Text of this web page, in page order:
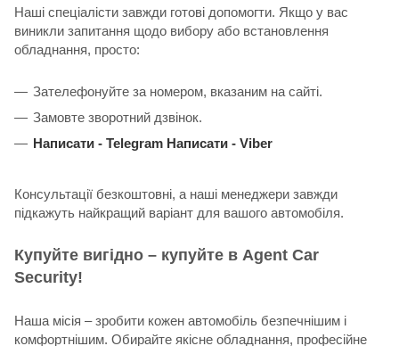
Наші спеціалісти завжди готові допомогти. Якщо у вас
виникли запитання щодо вибору або встановлення
обладнання, просто:
Зателефонуйте за номером, вказаним на сайті.
Замовте зворотний дзвінок.
Написати - Telegram Написати - Viber
Консультації безкоштовні, а наші менеджери завжди
підкажуть найкращий варіант для вашого автомобіля.
Купуйте вигідно – купуйте в Agent Car
Security!
Наша місія – зробити кожен автомобіль безпечнішим і
комфортнішим. Обирайте якісне обладнання, професійне